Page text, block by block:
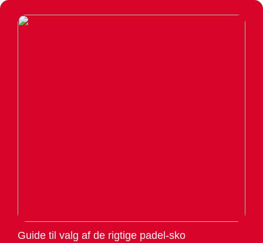
Guide til valg af de rigtige padel-sko